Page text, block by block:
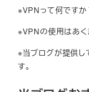
※VPNって何ですか
※VPNの使用はあく
※当ブログが提供し
す。